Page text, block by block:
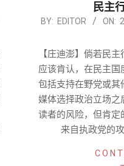
民主
2020-
07
BY: EDITOR ON:
【庄迪澎】倘若民
应该肯认，在民主国
包括支持在野党或其
媒体选择政治立场之
读者的风险，但肯定
来自执政党的